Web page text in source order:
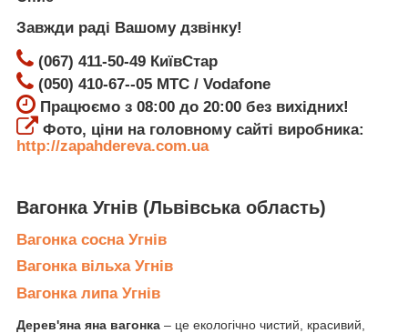
Завжди раді Вашому дзвінку!
(067) 411-50-49 КиївСтар
(050) 410-67--05 МТС / Vodafone
Працюємо з 08:00 до 20:00 без вихідних!
Фото, ціни на головному сайті виробника:
http://zapahdereva.com.ua
Вагонка Угнів (Львівська область)
Вагонка сосна Угнів
Вагонка вільха Угнів
Вагонка липа Угнів
Дерев'яна яна вагонка – це екологічно чистий, красивий,